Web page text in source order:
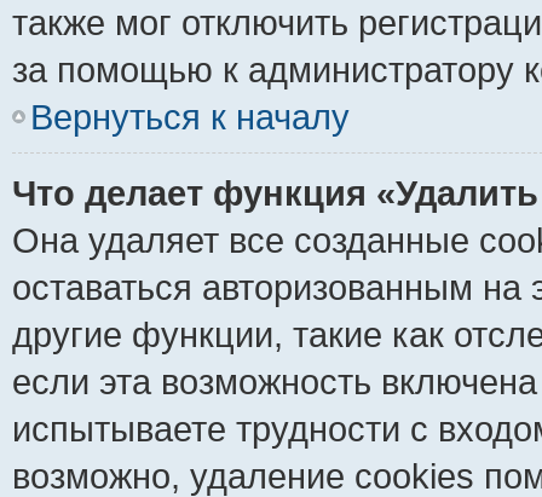
также мог отключить
за помощью к администратору
Вернуться к началу
Что делает функция
Она удаляет все созданные
оставаться авторизованным
другие функции, такие как
если эта возможность
испытываете трудности с
возможно, удаление cookies